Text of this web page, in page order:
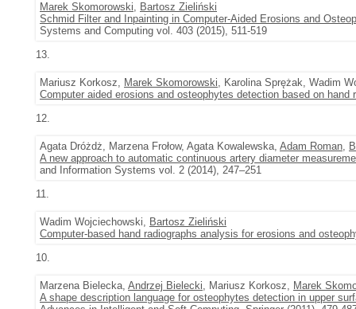
Marek Skomorowski, Bartosz Zieliński
Schmid Filter and Inpainting in Computer-Aided Erosions and
Systems and Computing vol. 403 (2015), 511-519
13.
Mariusz Korkosz, Marek Skomorowski, Karolina Sprężak, Wadim
Computer aided erosions and osteophytes detection based on hand
12.
Agata Dróżdż, Marzena Frołow, Agata Kowalewska, Adam Roman,
A new approach to automatic continuous artery diameter
and Information Systems vol. 2 (2014), 247–251
11.
Wadim Wojciechowski, Bartosz Zieliński
Computer-based hand radiographs analysis for erosions and
10.
Marzena Bielecka, Andrzej Bielecki, Mariusz Korkosz, Marek
A shape description language for osteophytes detection in upper